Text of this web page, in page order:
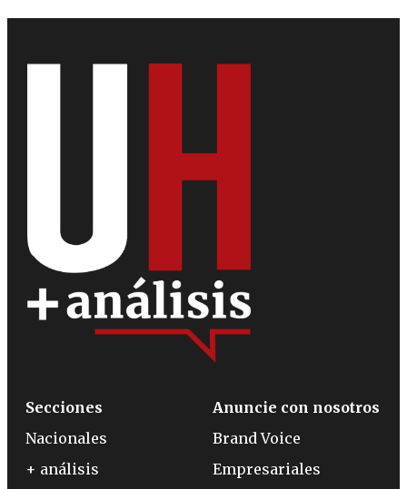
Secciones
Nacionales
+ análisis
Anuncie con nosotros
Brand Voice
Empresariales